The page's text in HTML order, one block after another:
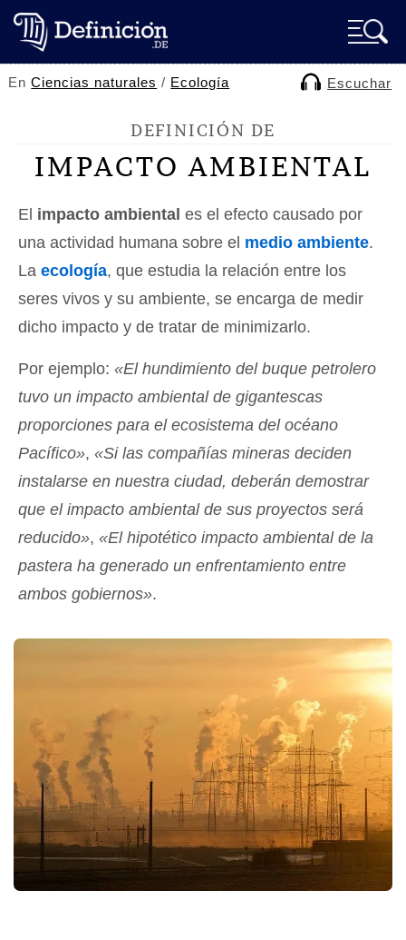
EnCiencias naturales / Ecología Escuchar
DEFINICIÓN DE
IMPACTO AMBIENTAL
El impacto ambiental es el efecto causado por
una actividad humana sobre el medio ambiente.
La ecología, que estudia la relación entre los
seres vivos y su ambiente, se encarga de medir
dicho impacto y de tratar de minimizarlo.
Por ejemplo: «El hundimiento del buque petrolero
tuvo un impacto ambiental de gigantescas
proporciones para el ecosistema del océano
Pacífico», «Si las compañías mineras deciden
instalarse en nuestra ciudad, deberán demostrar
que el impacto ambiental de sus proyectos será
reducido», «El hipotético impacto ambiental de la
pastera ha generado un enfrentamiento entre
ambos gobiernos».